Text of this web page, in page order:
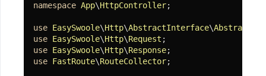
namespace App\HttpController;
use EasySwoole\Http\AbstractInterface\
use EasySwoole\Http\Request
use EasySwoole\Http\Response
use FastRoute\RouteCollector;